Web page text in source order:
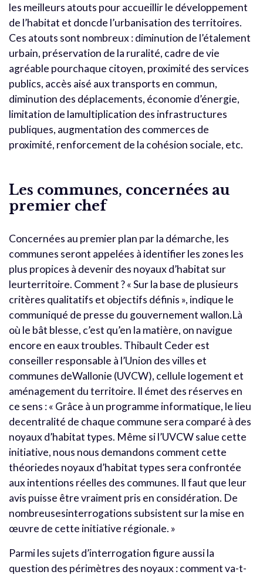
les meilleurs atouts pour accueillir le développement
de l’habitat et doncde l’urbanisation des territoires.
Ces atouts sont nombreux : diminution de l’étalement
urbain, préservation de la ruralité, cadre de vie
agréable pourchaque citoyen, proximité des services
publics, accès aisé aux transports en commun,
diminution des déplacements, économie d’énergie,
limitation de lamultiplication des infrastructures
publiques, augmentation des commerces de
proximité, renforcement de la cohésion sociale, etc.
Les communes, concernées au
premier chef
Concernées au premier plan par la démarche, les
communes seront appelées à identifier les zones les
plus propices à devenir des noyaux d’habitat sur
leurterritoire. Comment ? « Sur la base de plusieurs
critères qualitatifs et objectifs définis », indique le
communiqué de presse du gouvernement wallon.Là
où le bât blesse, c’est qu’en la matière, on navigue
encore en eaux troubles. Thibault Ceder est
conseiller responsable à l’Union des villes et
communes deWallonie (UVCW), cellule logement et
aménagement du territoire. Il émet des réserves en
ce sens : « Grâce à un programme informatique, le lieu
decentralité de chaque commune sera comparé à des
noyaux d’habitat types. Même si l’UVCW salue cette
initiative, nous nous demandons comment cette
théoriedes noyaux d’habitat types sera confrontée
aux intentions réelles des communes. Il faut que leur
avis puisse être vraiment pris en considération. De
nombreusesinterrogations subsistent sur la mise en
œuvre de cette initiative régionale. »
Parmi les sujets d’interrogation figure aussi la
question des périmètres des noyaux : comment va-t-